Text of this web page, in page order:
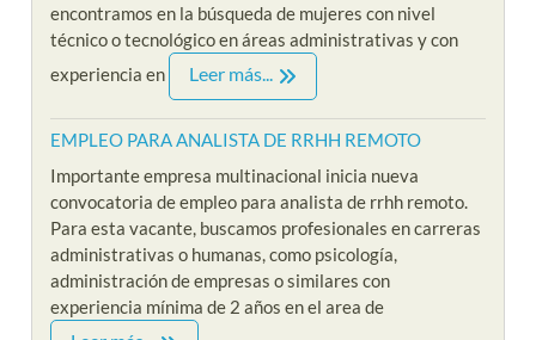
encontramos en la búsqueda de mujeres con nivel
técnico o tecnológico en áreas administrativas y con
experiencia en
Leer más...
EMPLEO PARA ANALISTA DE RRHH REMOTO
Importante empresa multinacional inicia nueva
convocatoria de empleo para analista de rrhh remoto.
Para esta vacante, buscamos profesionales en carreras
administrativas o humanas, como psicología,
administración de empresas o similares con
experiencia mínima de 2 años en el area de